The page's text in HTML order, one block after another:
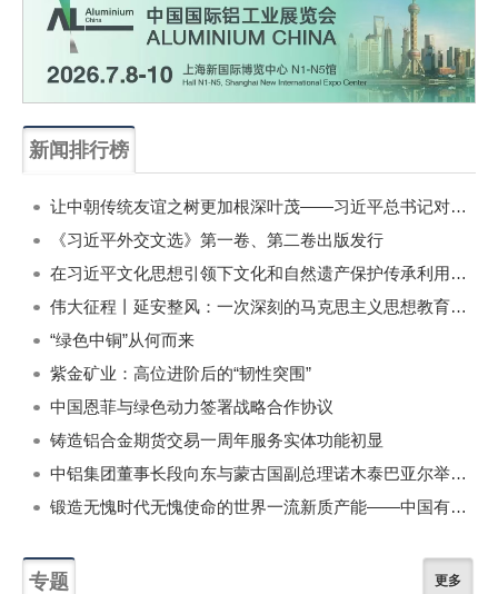
新闻排行榜
让中朝传统友谊之树更加根深叶茂——习近平总书记对朝鲜进行国事访问纪实
《习近平外交文选》第一卷、第二卷出版发行
在习近平文化思想引领下文化和自然遗产保护传承利用工作开创新局面
伟大征程丨延安整风：一次深刻的马克思主义思想教育运动
“绿色中铜”从何而来
紫金矿业：高位进阶后的“韧性突围”
中国恩菲与绿色动力签署战略合作协议
铸造铝合金期货交易一周年服务实体功能初显
中铝集团董事长段向东与蒙古国副总理诺木泰巴亚尔举行会谈
锻造无愧时代无愧使命的世界一流新质产能——中国有色金属工业的战略应对与破局之道（二）
专题 更多